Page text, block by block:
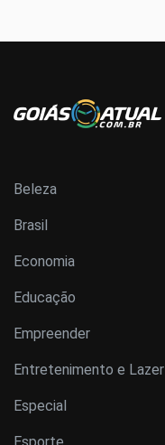
Beleza
Brasil
Economia
Educação
Empreender
Entretenimento e Lazer
Especial